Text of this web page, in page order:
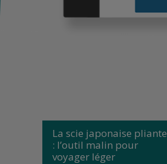
La scie japonaise pliante
: l’outil malin pour
voyager léger